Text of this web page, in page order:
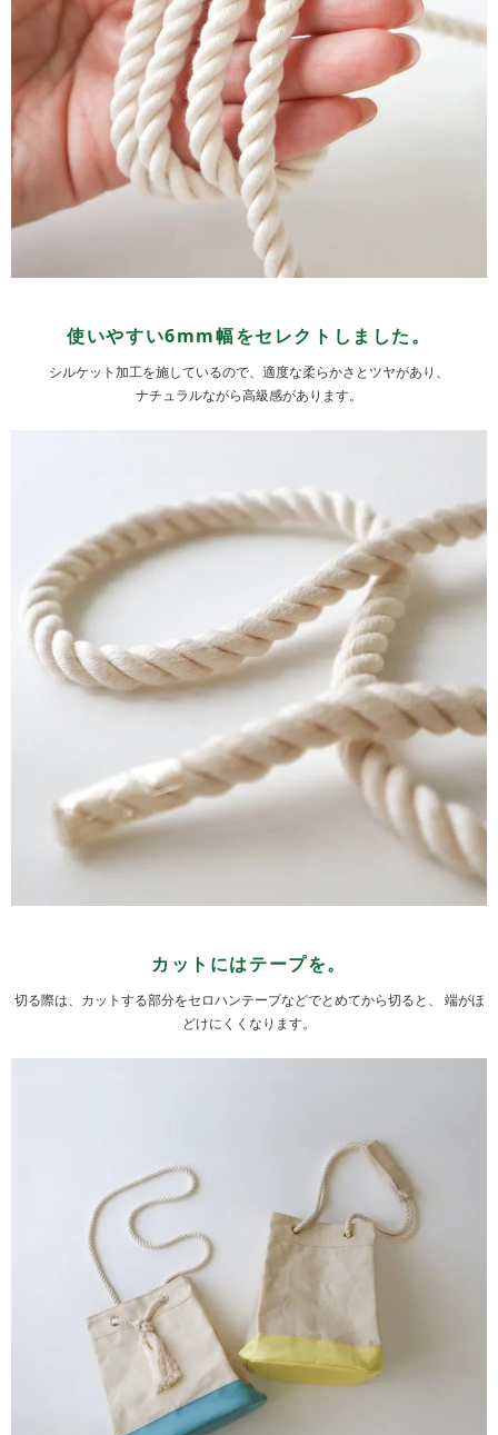
使いやすい6mm幅をセレクトしました。
シルケット加工を施しているので、適度な柔らかさとツヤがあり、
ナチュラルながら高級感があります。
カットにはテープを。
切る際は、カットする部分をセロハンテープなどでとめてから切ると、 端がほ
どけにくくなります。